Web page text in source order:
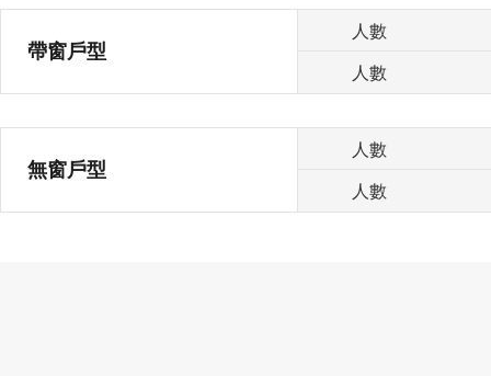
帶窗戶型
人數
人數
無窗戶型
人數
人數